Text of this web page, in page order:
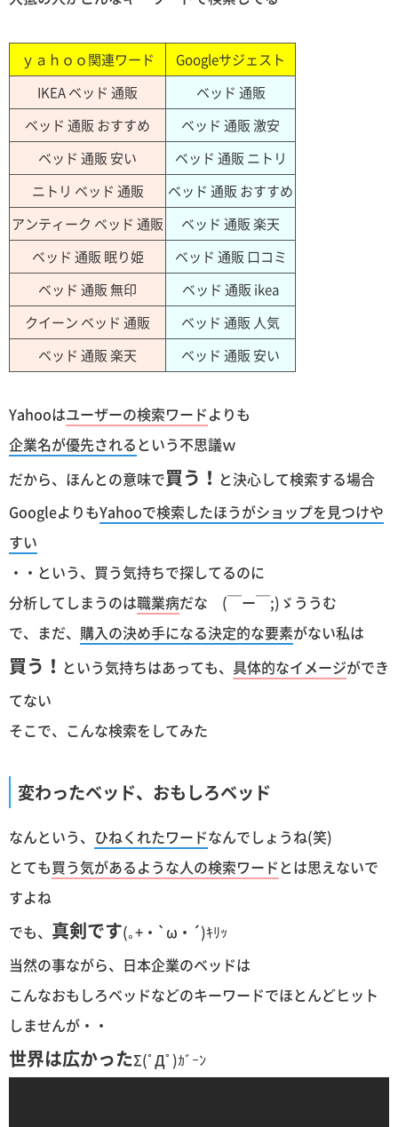
ｙａｈｏｏ関連ワード
Googleサジェスト
IKEA ベッド 通販
ベッド 通販
ベッド 通販 おすすめ
ベッド 通販 激安
ベッド 通販 安い
ベッド 通販 ニトリ
ニトリ ベッド 通販
ベッド 通販 おすすめ
アンティーク ベッド 通販
ベッド 通販 楽天
ベッド 通販 眠り姫
ベッド 通販 口コミ
ベッド 通販 無印
ベッド 通販 ikea
クイーン ベッド 通販
ベッド 通販 人気
ベッド 通販 楽天
ベッド 通販 安い
Yahooはユーザーの検索ワードよりも
企業名が優先されるという不思議ｗ
だから、ほんとの意味で買う！ と決心して検索する場合
GoogleよりもYahooで検索したほうがショップを見つけや
すい
・・という、買う気持ちで探してるのに
分析してしまうのは職業病だな (￣ー￣;)ゞううむ
で、まだ、 購入の決め手になる決定的な要素がない私は
買う！ という気持ちはあっても、 具体的なイメージができ
てない
そこで、こんな検索をしてみた
変わったベッド、おもしろベッド
なんという、 ひねくれたワードなんでしょうね(笑)
とても買う気があるような人の検索ワードとは思えないで
すよね
でも、 真剣です(｡+・`ω・´)ｷﾘｯ
当然の事ながら、日本企業のベッドは
こんなおもしろベッドなどのキーワードでほとんどヒット
しませんが・・
世界は広かったΣ(ﾟДﾟ)ｶﾞｰﾝ